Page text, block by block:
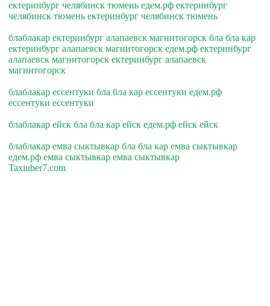
ектеринбург челябинск тюмень едем.рф ектеринбург
челябинск тюмень ектеринбург челябинск тюмень
блаблакар ектеринбург алапаевск магнитогорск бла бла кар
ектеринбург алапаевск магнитогорск едем.рф ектеринбург
алапаевск магнитогорск ектеринбург алапаевск
магнитогорск
блаблакар ессентуки бла бла кар ессентуки едем.рф
ессентуки ессентуки
блаблакар ейск бла бла кар ейск едем.рф ейск ейск
блаблакар емва сыктывкар бла бла кар емва сыктывкар
едем.рф емва сыктывкар емва сыктывкар
Taxiuber7.com